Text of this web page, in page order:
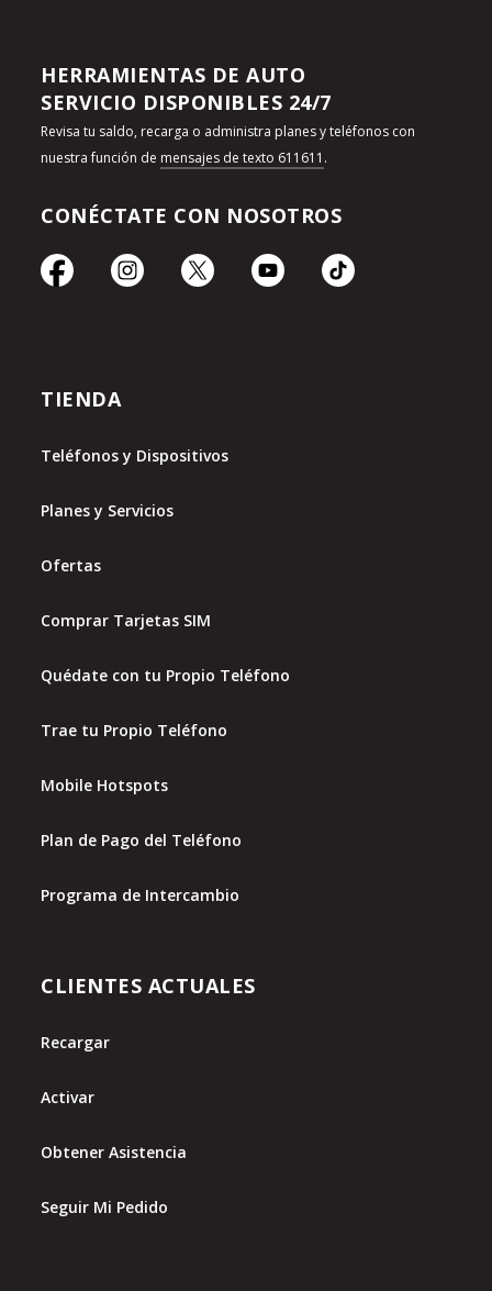
HERRAMIENTAS DE AUTO
SERVICIO DISPONIBLES 24/7
Revisa tu saldo, recarga o administra planes y teléfonos con
nuestra función de mensajes de texto 611611 .
CONÉCTATE CON NOSOTROS
TIENDA
Teléfonos y Dispositivos
Planes y Servicios
Ofertas
Comprar Tarjetas SIM
Quédate con tu Propio Teléfono
Trae tu Propio Teléfono
Mobile Hotspots
Plan de Pago del Teléfono
Programa de Intercambio
CLIENTES ACTUALES
Recargar
Activar
Obtener Asistencia
Seguir Mi Pedido